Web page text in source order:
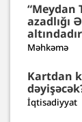
“Meydan
azadlığı
Məhkəmə
Kartdan
İqtisadiyyat